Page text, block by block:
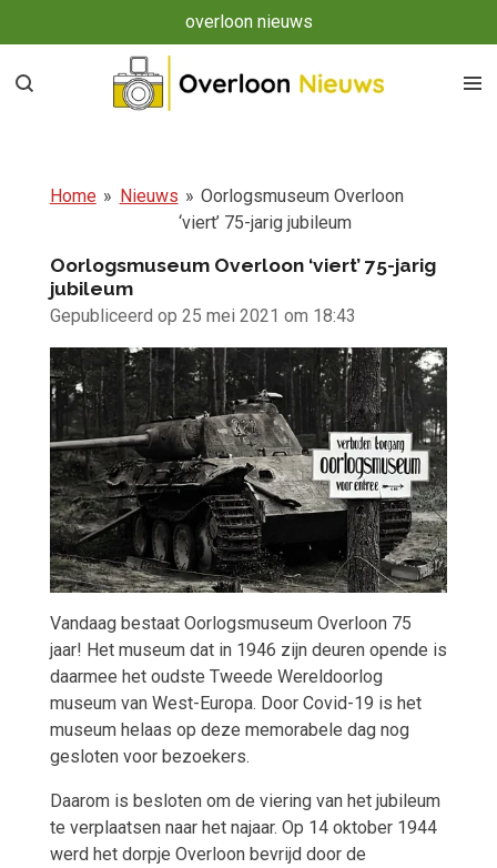
direct
naar
overloon nieuws
Home » Nieuws » Oorlogsmuseum Overloon
‘viert’ 75-jarig jubileum
Oorlogsmuseum Overloon ‘viert’ 75-jarig
jubileum
Gepubliceerd op 25 mei 2021 om 18:43
Vandaag bestaat Oorlogsmuseum Overloon 75
jaar! Het museum dat in 1946 zijn deuren opende is
daarmee het oudste Tweede Wereldoorlog
museum van West-Europa. Door Covid-19 is het
museum helaas op deze memorabele dag nog
gesloten voor bezoekers.
Daarom is besloten om de viering van het jubileum
te verplaatsen naar het najaar. Op 14 oktober 1944
werd het dorpje Overloon bevrijd door de